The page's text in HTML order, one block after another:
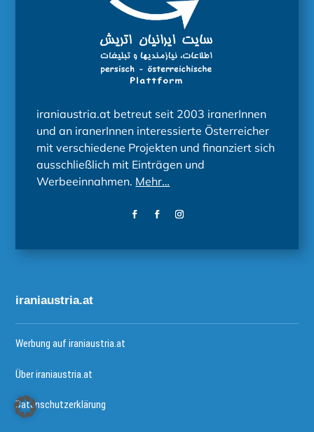
iraniaustria.at betreut seit 2003 iranerInnen
und an iranerInnen interessierte Österreicher
mit verschiedene Projekten und finanziert sich
ausschließlich mit Einträgen und
Werbeeinnahmen. Mehr…
iraniaustria.at
Werbung auf iraniaustria.at
Über iraniaustria.at
Datenschutzerklärung